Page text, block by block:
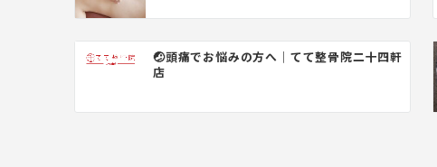
ョ
ン
🤕頭痛でお悩みの方へ｜てて整骨院二十四軒
店